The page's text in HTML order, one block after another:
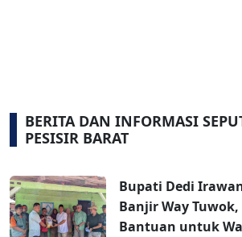
BERITA DAN INFORMASI
PESISIR BARAT
Bupati Dedi
Banjir Way
Bantuan untuk